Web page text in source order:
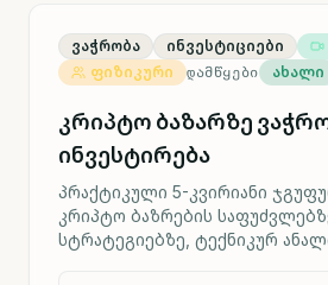
ვაჭრობა ინვესტიციები
ფიზიკური
ᲓᲐᲛᲬᲧᲔᲑᲘ ახალი
კრიპტო ბაზარზე
ინვესტირება
პრაქტიკული 5-კვირიანი
კრიპტო ბაზრების
სტრატეგიებზე, ტექნიკურ